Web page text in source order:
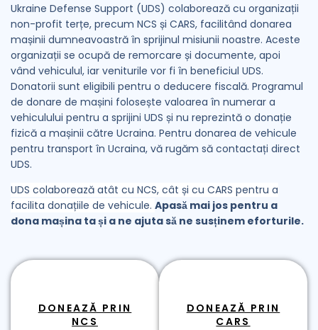
Ukraine Defense Support (UDS) colaborează cu organizații
non-profit terțe, precum NCS și CARS, facilitând donarea
mașinii dumneavoastră în sprijinul misiunii noastre. Aceste
organizații se ocupă de remorcare și documente, apoi
vând vehiculul, iar veniturile vor fi în beneficiul UDS.
Donatorii sunt eligibili pentru o deducere fiscală. Programul
de donare de mașini folosește valoarea în numerar a
vehiculului pentru a sprijini UDS și nu reprezintă o donație
fizică a mașinii către Ucraina. Pentru donarea de vehicule
pentru transport în Ucraina, vă rugăm să contactați direct
UDS.
UDS colaborează atât cu NCS, cât și cu CARS pentru a
facilita donațiile de vehicule. Apasă mai jos pentru a
dona mașina ta și a ne ajuta să ne susținem eforturile.
DONEAZĂ PRIN
NCS
DONEAZĂ PRIN
CARS